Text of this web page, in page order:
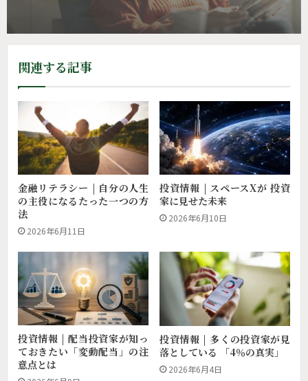
関連する記事
金融リテラシー | 自分の人生
の主役になるたった一つの方
法
2026年6月11日
投資情報 | スペースXが 投資
家に見せた未来
2026年6月10日
投資情報 | 配当投資家が知っ
ておきたい「変動配当」の注
意点とは
投資情報 | 多くの投資家が見
落としている 「4％の真実」
2026年6月4日